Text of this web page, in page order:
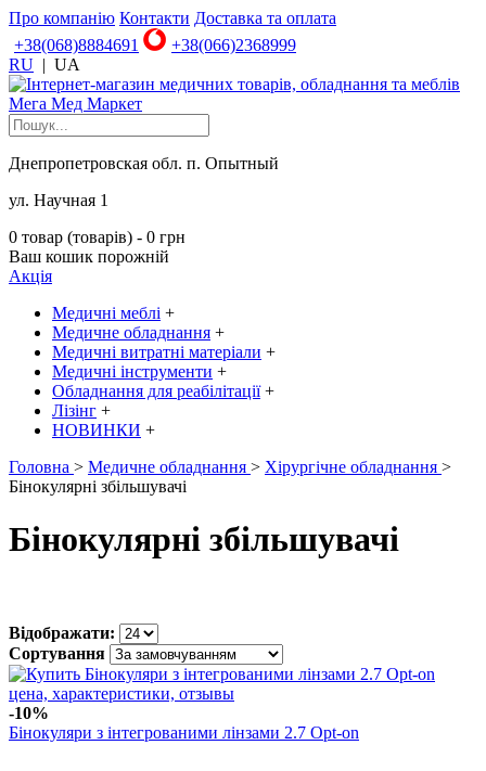
Про компанію Контакти Доставка та оплата
+38(068)8884691
+38(066)2368999
RU | UA
Днепропетровская обл. п. Опытный
ул. Научная 1
0 товар (товарів) - 0 грн
Ваш кошик порожній
Акція
Медичні меблі +
Медичне обладнання +
Медичні витратні матеріали +
Медичні інструменти +
Обладнання для реабілітації +
Лізінг +
НОВИНКИ +
Головна > Медичне обладнання > Хірургічне обладнання >
Бінокулярні збільшувачі
Бінокулярні збільшувачі
Відображати:
Сортування
-10%
Бінокуляри з інтегрованими лінзами 2.7 Opt-on